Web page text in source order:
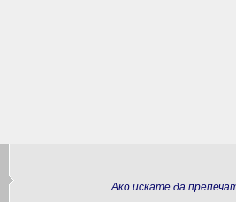
Ако искате да